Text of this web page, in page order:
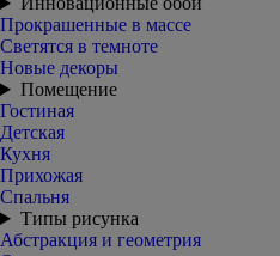
Прокрашенные в массе
Светятся в темноте
Новые декоры
Помещение
Гостиная
Детская
Кухня
Прихожая
Спальня
Типы рисунка
Абстракция и геометрия